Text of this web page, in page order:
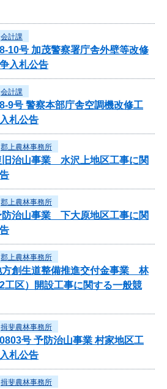
会計課
10号 加茂警察署庁舎外壁等改修
入札公告
会計課
9号 警察本部庁舎空調機改修工
札公告
郡上農林事務所
旧治山事業 水沢上地区工事に関
郡上農林事務所
防治山事業 下大原地区工事に関
郡上農林事務所
方創生道整備推進交付金事業 林
工区）開設工事に関する一般競
揖斐農林事務所
号 予防治山事業 村家地区工
札公告
揖斐農林事務所